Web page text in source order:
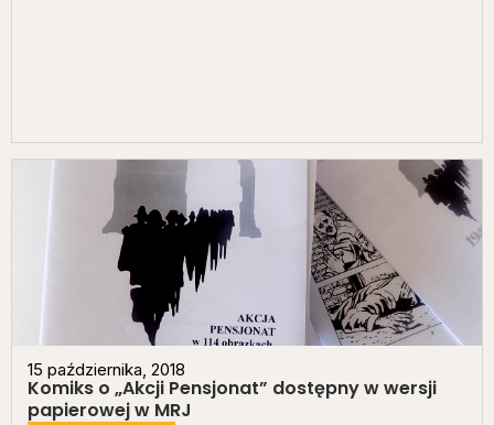
15 października, 2018
Komiks o „Akcji Pensjonat” dostępny w wersji
papierowej w MRJ